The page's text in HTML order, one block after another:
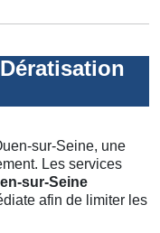
sur-Seine, une
Les services
sur-Seine
afin de limiter les